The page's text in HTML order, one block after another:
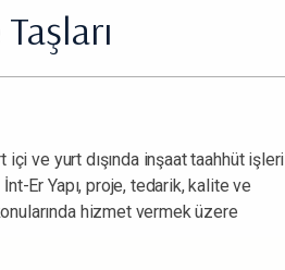
içi ve yurt dışında inşaat taahhüt işleri
Er Yapı, proje, tedarik, kalite ve
hizmet vermek üzere